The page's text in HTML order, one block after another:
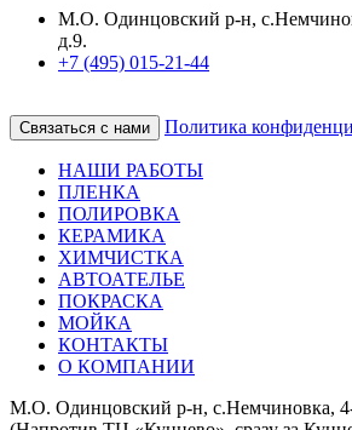
М.О. Одинцовский р-н,
д.9.
+7 (495) 015-21-44
Связаться с нами Политика
НАШИ РАБОТЫ
ПЛЕНКА
ПОЛИРОВКА
КЕРАМИКА
ХИМЧИСТКА
АВТОАТЕЛЬЕ
ПОКРАСКА
МОЙКА
КОНТАКТЫ
О КОМПАНИИ
М.О. Одинцовский р-н, с.Немчиновка, 4-